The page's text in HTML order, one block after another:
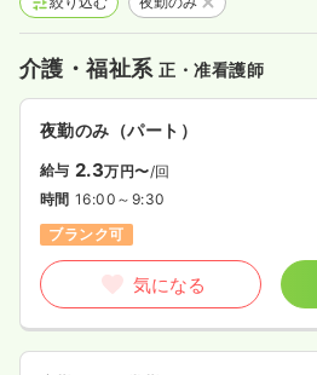
介護・福祉系正・准看護師
夜勤のみ（パート）
給与 2.3万円〜/回
時間 16:00～9:30
ブランク可
気になる